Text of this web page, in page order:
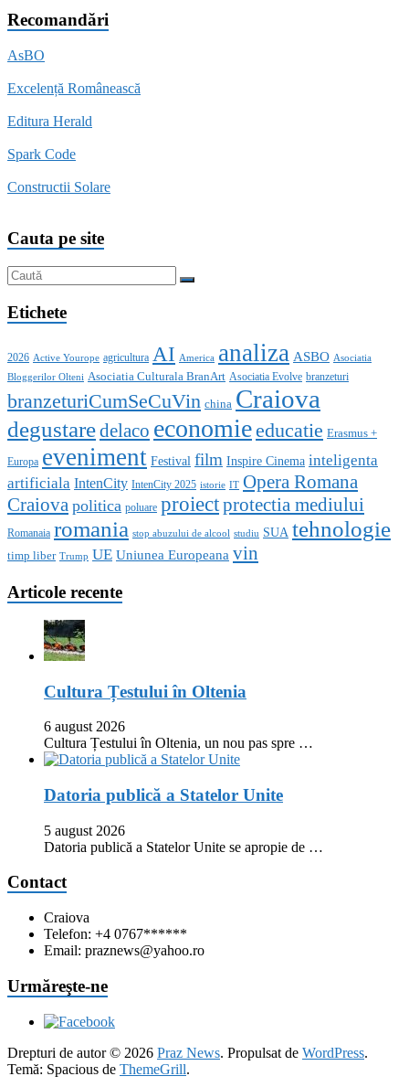
Recomandări
AsBO
Excelență Românească
Editura Herald
Spark Code
Constructii Solare
Cauta pe site
Etichete
2026 Active Yourope agricultura AI America analiza ASBO Asociatia
Bloggerilor Olteni Asociatia Culturala BranArt Asociatia Evolve branzeturi
branzeturiCumSeCuVin china Craiova
degustaredelaco economieeducatie Erasmus +
Europa eveniment Festival film Inspire Cinema inteligenta
artificiala IntenCity IntenCity 2025 istorie IT Opera Romana
Craiova politica poluare proiectprotectia mediului
Romanaia romania stop abuzului de alcool studiu SUA tehnologie
timp liber Trump UE Uniunea Europeana vin
Articole recente
Cultura Țestului în Oltenia
6 august 2026
Cultura Țestului în Oltenia, un nou pas spre …
Datoria publică a Statelor Unite
5 august 2026
Datoria publică a Statelor Unite se apropie de …
Contact
Craiova
Telefon: +4 0767******
Email: praznews@yahoo.ro
Urmăreşte-ne
Drepturi de autor © 2026 Praz News. Propulsat de WordPress.
Temă: Spacious de ThemeGrill.